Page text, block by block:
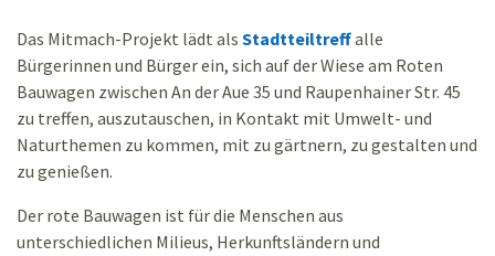
Das Mitmach-Projekt lädt als Stadtteiltreffalle
Bürgerinnen und Bürger ein, sich auf der Wiese am Roten
Bauwagen zwischen An der Aue 35 und Raupenhainer Str. 45
zu treffen, auszutauschen, in Kontakt mit Umwelt- und
Naturthemen zu kommen, mit zu gärtnern, zu gestalten und
zu genießen.
Der rote Bauwagen ist für die Menschen aus
unterschiedlichen Milieus, Herkunftsländern und